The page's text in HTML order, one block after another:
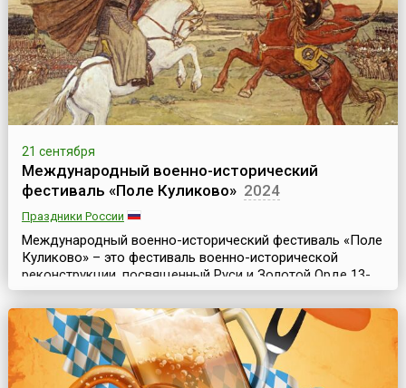
на протяжении более полувека, начиная с 1953 года, М...
21 сентября
Международный военно-исторический
фестиваль «Поле Куликово» 2024
Праздники России
Международный военно-исторический фестиваль «Поле
Куликово» – это фестиваль военно-исторической
реконструкции, посвященный Руси и Золотой Орде 13-
14 веков. Он проводится ежегодно, начиная с 1997 года,
на территории музея-заповедника «Куликово поле» в
течение 3-4 сентябрьских дней и является
традиционным в рамках праздничных торжеств,
посвященных годовщинам Куликовской битвы 1380
года.Орган...